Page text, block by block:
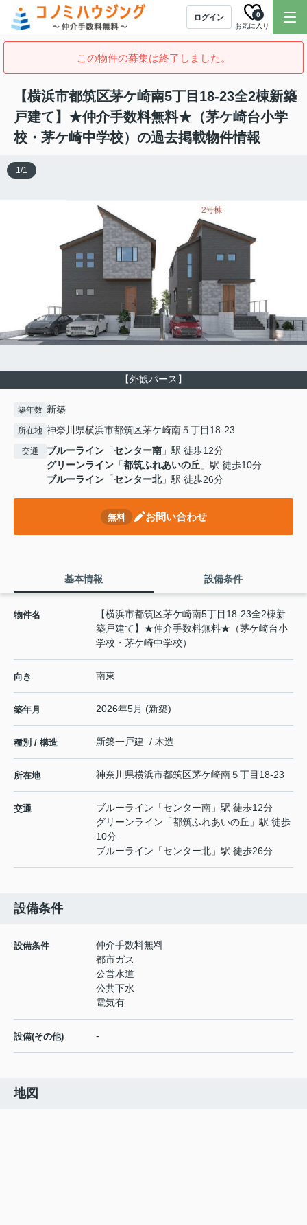
ログイン
お気に入り
0
この物件の募集は終了しました。
【横浜市都筑区茅ケ崎南5丁目18-23全2棟新築
戸建て】★仲介手数料無料★（茅ケ崎台小学
校・茅ケ崎中学校）の過去掲載物件情報
【外観パース】
1/1
築年数 新築
所在地 神奈川県横浜市都筑区茅ケ崎南５丁目18-23
交通 ブルーライン 「センター南 」駅 徒歩12分
グリーンライン 「都筑ふれあいの丘 」駅 徒歩10分
ブルーライン 「センター北」駅 徒歩26分
無料 お問い合わせ
基本情報 設備条件
物件名
【横浜市都筑区茅ケ崎南5丁目18-23全2棟新
築戸建て】★仲介手数料無料★（茅ケ崎台小
学校・茅ケ崎中学校）
向き 南東
築年月 2026年5月 (新築)
種別 / 構造 新築一戸建 / 木造
所在地 神奈川県横浜市都筑区茅ケ崎南５丁目18-23
交通 ブルーライン 「センター南 」駅 徒歩12分
グリーンライン 「都筑ふれあいの丘 」駅 徒歩
10分
ブルーライン 「センター北 」駅 徒歩26分
設備条件
設備条件
仲介手数料無料
都市ガス
公営水道
公共下水
電気有
設備(その他) -
地図